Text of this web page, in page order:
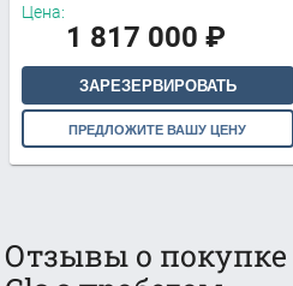
Цена:
1 817 000 ₽
ЗАРЕЗЕРВИРОВАТЬ
ПРЕДЛОЖИТЕ ВАШУ ЦЕНУ
Отзывы о покупке